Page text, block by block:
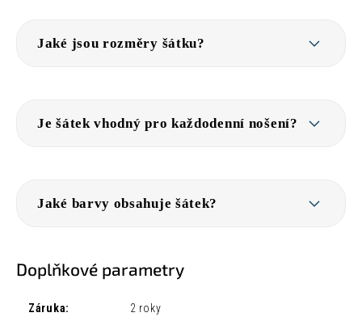
Jaké jsou rozměry šátku?
Je šátek vhodný pro každodenní nošení?
Jaké barvy obsahuje šátek?
Doplňkové parametry
Záruka: 2 roky